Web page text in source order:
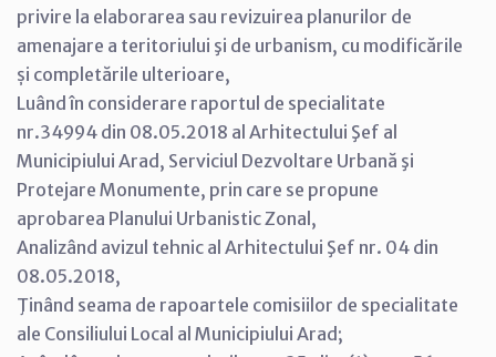
privire la elaborarea sau revizuirea planurilor de
amenajare a teritoriului şi de urbanism, cu modificările
și completările ulterioare,
Luând în considerare raportul de specialitate
nr.34994 din 08.05.2018 al Arhitectului Şef al
Municipiului Arad, Serviciul Dezvoltare Urbană şi
Protejare Monumente, prin care se propune
aprobarea Planului Urbanistic Zonal,
Analizând avizul tehnic al Arhitectului Şef nr. 04 din
08.05.2018,
Ţinând seama de rapoartele comisiilor de specialitate
ale Consiliului Local al Municipiului Arad;